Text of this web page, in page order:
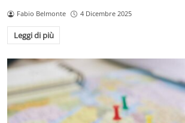
Fabio Belmonte 4 Dicembre 2025
Leggi di più